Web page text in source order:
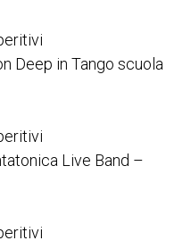
Deep in Tango scuola
Live Band –